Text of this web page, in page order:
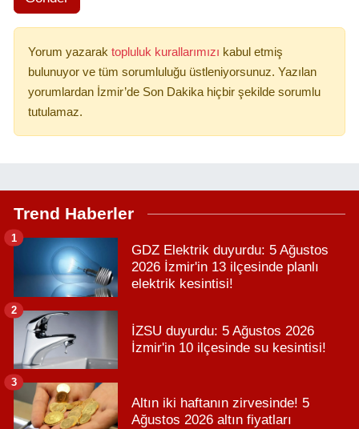
Yorum yazarak topluluk kurallarımızı kabul etmiş
bulunuyor ve tüm sorumluluğu üstleniyorsunuz. Yazılan
yorumlardan İzmir’de Son Dakika hiçbir şekilde sorumlu
tutulamaz.
Trend Haberler
GDZ Elektrik duyurdu: 5 Ağustos
2026 İzmir'in 13 ilçesinde planlı
elektrik kesintisi!
1
İZSU duyurdu: 5 Ağustos 2026
İzmir'in 10 ilçesinde su kesintisi!
2
Altın iki haftanın zirvesinde! 5
Ağustos 2026 altın fiyatları
3